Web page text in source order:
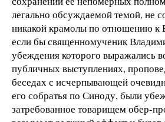
легально обсуждаемой темой, не
никакой крамолы по отношению к
если бы священномученик
убеждения которого выражались
публичных выступлениях,
беседах с исчерпывающей
его собратья по Синоду, были
затребованное товарищем обер-